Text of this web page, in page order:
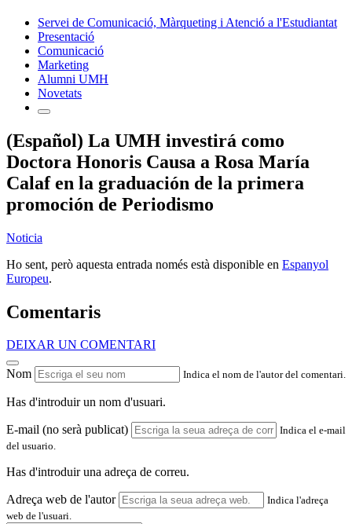
Servei de Comunicació, Màrqueting i Atenció a l'Estudiantat
Presentació
Comunicació
Marketing
Alumni UMH
Novetats
(Español) La UMH investirá como
Doctora Honoris Causa a Rosa María
Calaf en la graduación de la primera
promoción de Periodismo
Noticia
Ho sent, però aquesta entrada només està disponible en Espanyol
Europeu.
Comentaris
DEIXAR UN COMENTARI
Nom Indica el nom de l'autor del comentari.
Has d'introduir un nom d'usuari.
E-mail (no serà publicat)
Indica el e-mail
del usuario.
Has d'introduir una adreça de correu.
Adreça web de l'autor
Indica l'adreça
web de l'usuari.